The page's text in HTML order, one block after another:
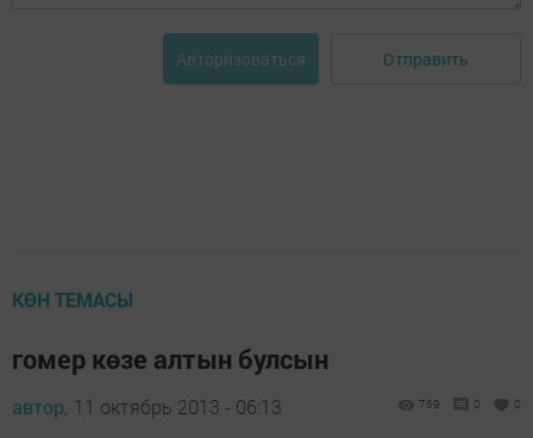
Авторизоваться Отправить
КӨН ТЕМАСЫ
гомер көзе алтын булсын
автор, 11 октябрь 2013 - 06:13 769 0 0